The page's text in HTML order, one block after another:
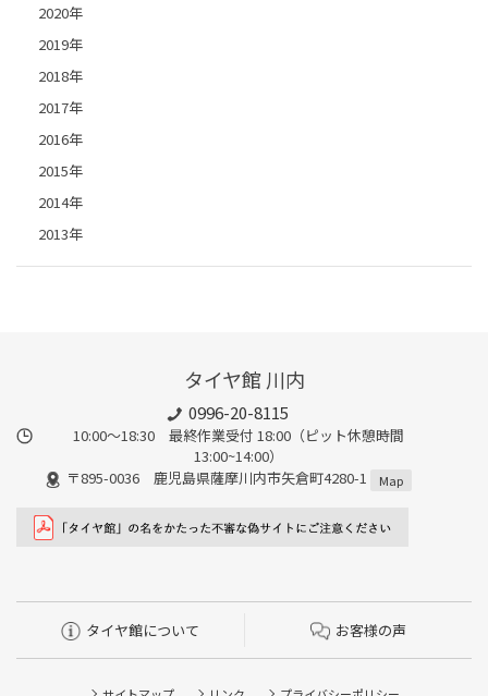
2020年
2019年
2018年
2017年
2016年
2015年
2014年
2013年
タイヤ館 川内
0996-20-8115
10:00～18:30 最終作業受付 18:00（ピット休憩時間
13:00~14:00）
〒895-0036 鹿児島県薩摩川内市矢倉町4280-1
Map
タイヤ館について お客様の声